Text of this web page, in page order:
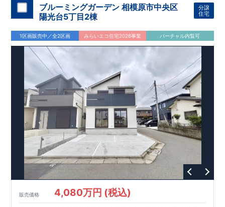
4分野6項目で最高等級を取得!
□ 構造の安定 (耐風等級2・耐震等級3) □ 劣化の軽減 (劣化対
策等級3) □ 維持管理への配慮 (維持管理対策等級3) □ 空気環
境 (ホルムアルデヒド発散等級3)
快適に長く住める住宅
【長期優良住宅】■国の定める7つの技術基準をクリア ■税制
優遇あり 【東栄セーフティーダンパー標準装備】
ーで振れ幅を大幅に低減、繰り返す地震に強い『耐震+制震』
■メンテナンスフリー
現地案内予約受付中詳細やご見学など、お気軽にお問合せ下さ
い♪ 東栄住宅 本八幡営業所 TEL:0120-948-056
ブルーミングガーデン 相模原市中央区
陽光台5丁目2棟
分譲
住宅
1区画販売中／全2区画 みらいエコ住宅2026事業 バーチャル内覧可
販売価格 4,080万円 (税込)